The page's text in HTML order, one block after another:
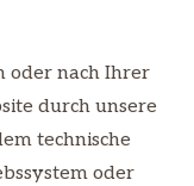
oder nach Ihrer
durch unsere
technische
oder